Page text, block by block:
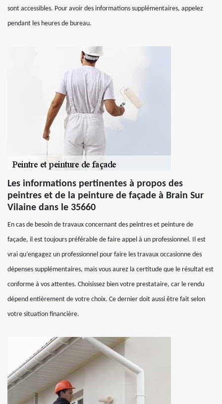
sont accessibles. Pour avoir des informations supplémentaires, appelez
pendant les heures de bureau.
Les informations pertinentes à propos des
peintres et de la peinture de façade à Brain Sur
Vilaine dans le 35660
En cas de besoin de travaux concernant des peintres et peinture de
façade, il est toujours préférable de faire appel à un professionnel. Il est
vrai qu’engagez un professionnel pour faire les travaux occasionne des
dépenses supplémentaires, mais vous aurez la certitude que le résultat est
conforme à vos attentes. Choisissez bien votre prestataire, car le rendu
dépend entièrement de votre choix. Ce dernier doit aussi être fait selon
votre situation financière.